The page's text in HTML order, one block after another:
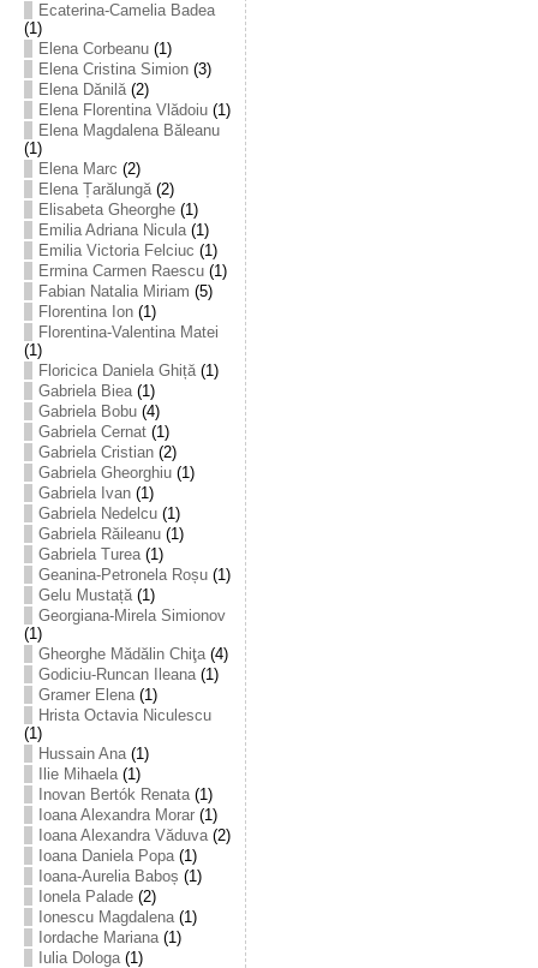
Ecaterina-Camelia Badea
(1)
Elena Corbeanu(1)
Elena Cristina Simion(3)
Elena Dănilă(2)
Elena Florentina Vlădoiu(1)
Elena Magdalena Băleanu
(1)
Elena Marc (2)
Elena Țarălungă(2)
Elisabeta Gheorghe(1)
Emilia Adriana Nicula(1)
Emilia Victoria Felciuc (1)
Ermina Carmen Raescu(1)
Fabian Natalia Miriam (5)
Florentina Ion(1)
Florentina-Valentina Matei
(1)
Floricica Daniela Ghiță(1)
Gabriela Biea(1)
Gabriela Bobu(4)
Gabriela Cernat(1)
Gabriela Cristian(2)
Gabriela Gheorghiu(1)
Gabriela Ivan(1)
Gabriela Nedelcu(1)
Gabriela Răileanu(1)
Gabriela Turea(1)
Geanina-Petronela Roșu(1)
Gelu Mustață(1)
Georgiana-Mirela Simionov
(1)
Gheorghe Mădălin Chiţa(4)
Godiciu-Runcan Ileana(1)
Gramer Elena(1)
Hrista Octavia Niculescu
(1)
Hussain Ana(1)
Ilie Mihaela(1)
Inovan Bertók Renata(1)
Ioana Alexandra Morar(1)
Ioana Alexandra Văduva(2)
Ioana Daniela Popa(1)
Ioana-Aurelia Baboș (1)
Ionela Palade(2)
Ionescu Magdalena(1)
Iordache Mariana(1)
Iulia Dologa(1)